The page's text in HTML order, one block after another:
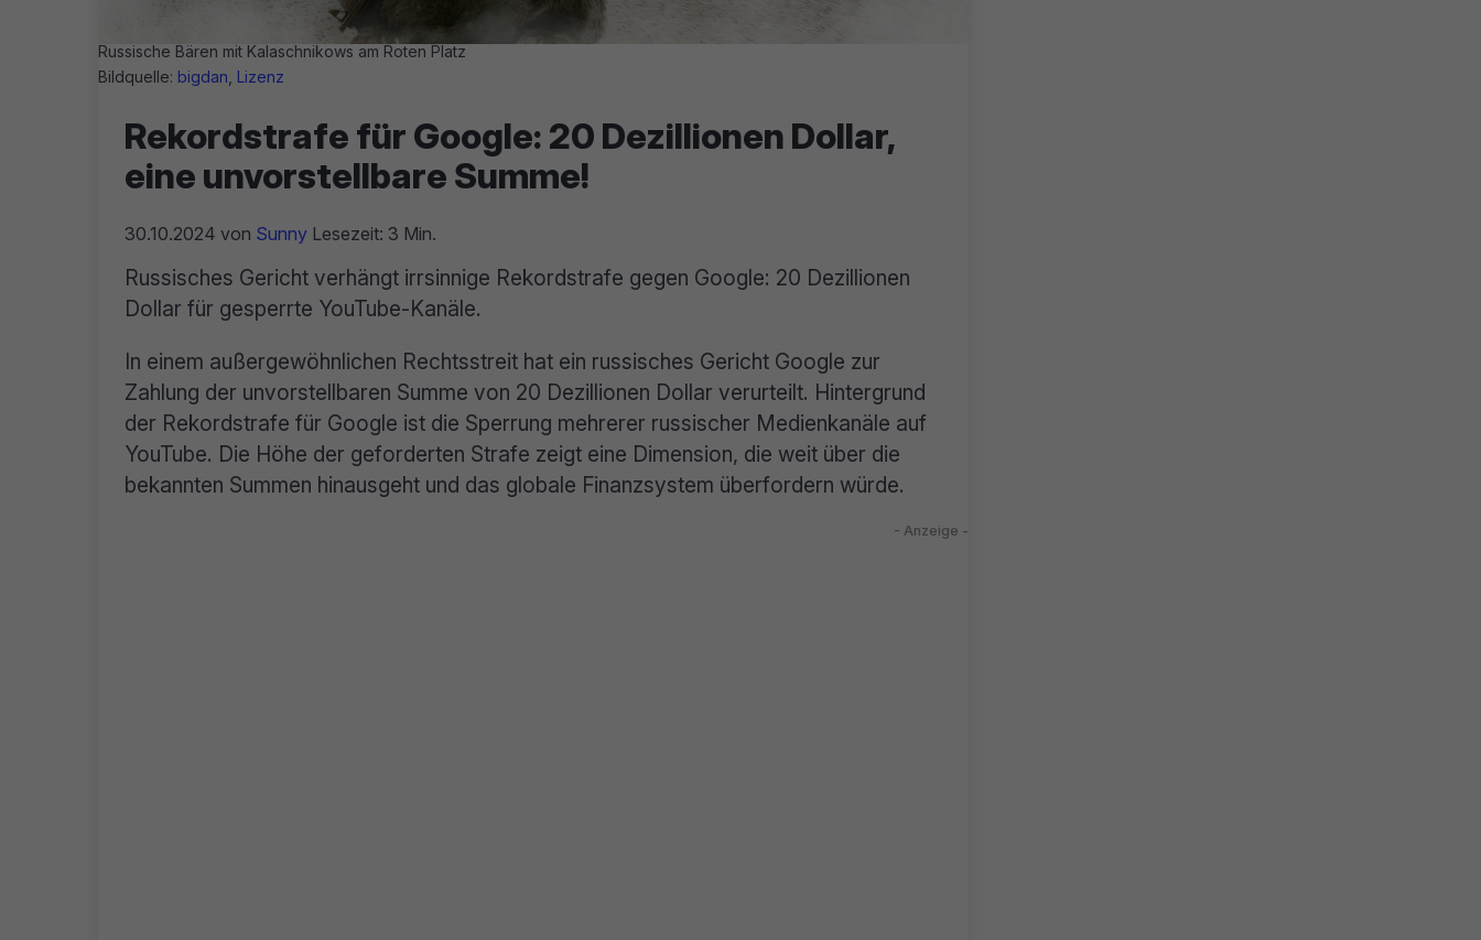
Russische Bären mit Kalaschnikows am Roten Platz
Bildquelle: bigdan Lizenz
Rekordstrafe für Google: 20 Dezillionen Dollar,
eine unvorstellbare Summe!
30.10.2024 von Sunny Lesezeit: 3 Min.
Russisches Gericht verhängt irrsinnige Rekordstrafe gegen Google: 20 Dezillionen
Dollar für gesperrte YouTube-Kanäle.
In einem außergewöhnlichen Rechtsstreit hat ein russisches Gericht Google zur
Zahlung der unvorstellbaren Summe von 20 Dezillionen Dollar verurteilt. Hintergrund
der Rekordstrafe für Google ist die Sperrung mehrerer russischer Medienkanäle auf
YouTube. Die Höhe der geforderten Strafe zeigt eine Dimension, die weit über die
bekannten Summen hinausgeht und das globale Finanzsystem überfordern würde.